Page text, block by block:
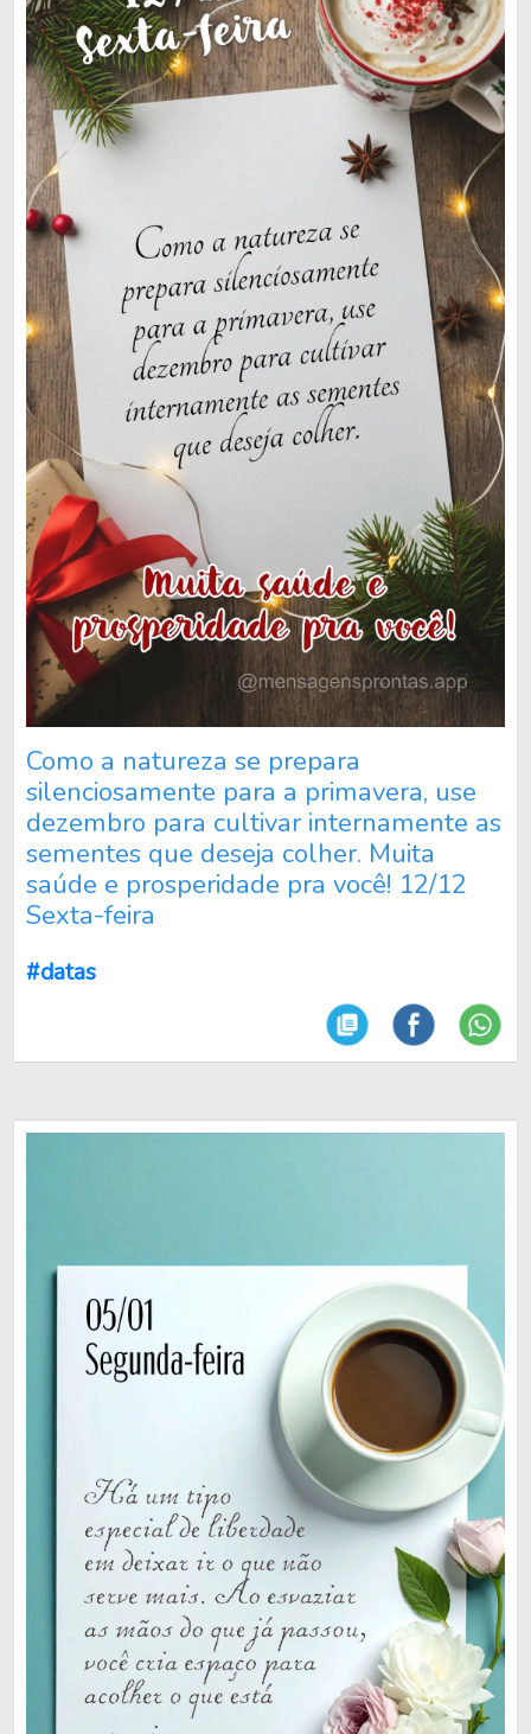
Como a natureza se prepara
silenciosamente para a primavera, use
dezembro para cultivar internamente as
sementes que deseja colher. Muita
saúde e prosperidade pra você! 12/12
Sexta-feira
#datas